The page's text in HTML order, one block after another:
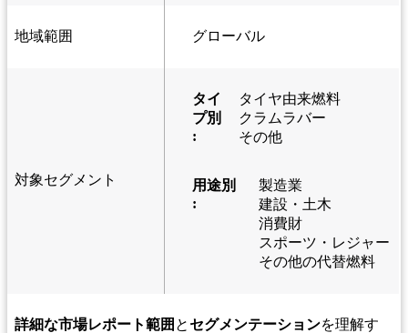
地域範囲 グローバル
対象セグメント
タイ
プ別
:
タイヤ由来燃料
クラムラバー
その他
用途別
:
製造業
建設・土木
消費財
スポーツ・レジャー
その他の代替燃料
詳細な市場レポート範囲 と セグメンテーションを理解す